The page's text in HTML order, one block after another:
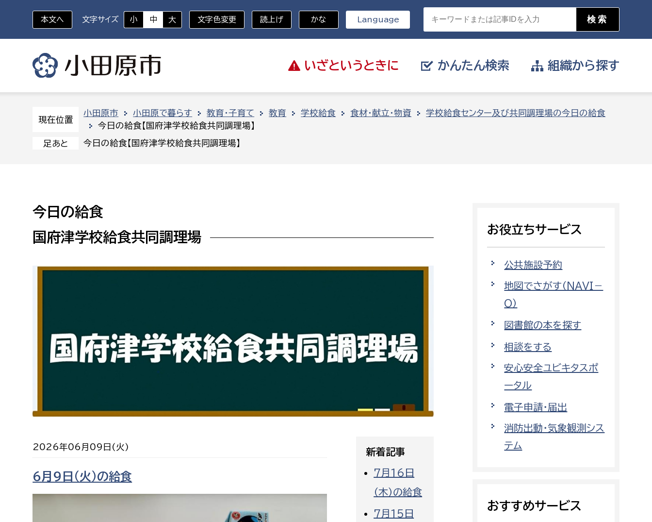
いざと いうときに
いざというときに
休日救急外来 防災・ハザードマップ
かんたん検索
対象者を選択
新生児・乳幼児
障がい者
求職者
外国人
分野を選択
都市基盤
観光
病院
目的を選択
相談をしたい
働きたい
小田原のことを知りたい
イベント・講座などに参加したい
組織から探す
組織から探す
人権・男女共同参画課
戸籍住民課
文化財課
図書館
環境部
環境政策課
ゼロカーボン推進課
環境保護課
環境事業センター
福祉健康部
福祉政策課
生活援護課
高齢介護課
障がい福祉課
子ども若者部
子ども若者支援課
経済部
農政課
水産海浜課
都市政策課
開発審査課
本文へ 文字サイズ 小 中 大 文字色変更 読上げ かな Language
現在位置
小田原市 小田原で暮らす 教育・子育て 教育 学校給食 食材・献立・物資
学校給食センター及び共同調理場の今日の給食
今日の給食【国府津学校給食共同調理場】
足あと 今日の給食【国府津学校給食共同調理場】
今日の給食
国府津学校給食共同調理場
2026年06月09日(火)
6月9日（火）の給食
新着記事
7月16日
（木）の給食
7月15日
お役立ちサービス
公共施設予約
地図でさがす（NAVI－
O）
図書館の本を探す
相談をする
安心安全ユビキタスポ
ータル
電子申請・届出
消防出動・気象観測シス
テム
おすすめサービス